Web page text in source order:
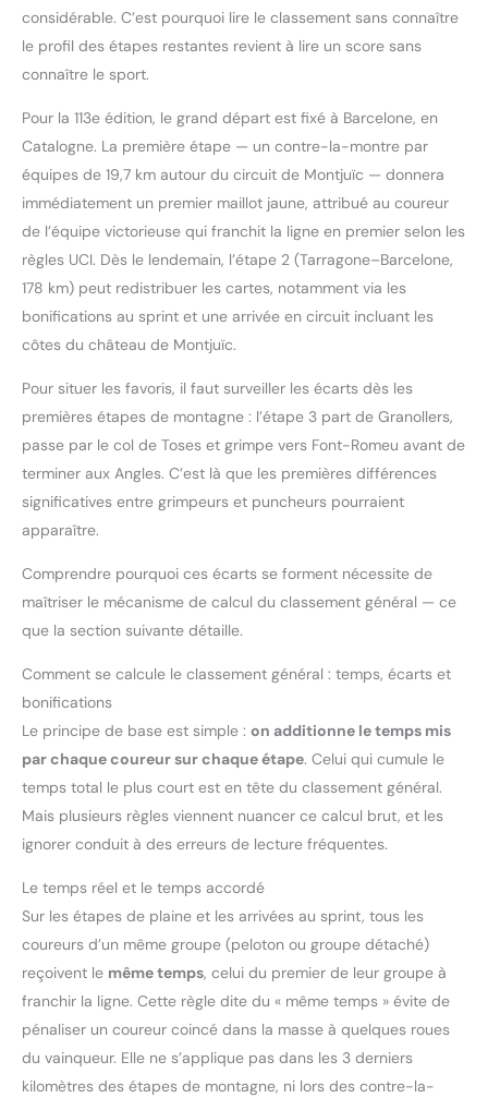
considérable. C’est pourquoi lire le classement sans connaître
le profil des étapes restantes revient à lire un score sans
connaître le sport.
Pour la 113e édition, le grand départ est fixé à Barcelone, en
Catalogne. La première étape — un contre-la-montre par
équipes de 19,7 km autour du circuit de Montjuïc — donnera
immédiatement un premier maillot jaune, attribué au coureur
de l’équipe victorieuse qui franchit la ligne en premier selon les
règles UCI. Dès le lendemain, l’étape 2 (Tarragone–Barcelone,
178 km) peut redistribuer les cartes, notamment via les
bonifications au sprint et une arrivée en circuit incluant les
côtes du château de Montjuïc.
Pour situer les favoris, il faut surveiller les écarts dès les
premières étapes de montagne : l’étape 3 part de Granollers,
passe par le col de Toses et grimpe vers Font-Romeu avant de
terminer aux Angles. C’est là que les premières différences
significatives entre grimpeurs et puncheurs pourraient
apparaître.
Comprendre pourquoi ces écarts se forment nécessite de
maîtriser le mécanisme de calcul du classement général — ce
que la section suivante détaille.
Comment se calcule le classement général : temps, écarts et
bonifications
Le principe de base est simple : on additionne le temps mis
par chaque coureur sur chaque étape. Celui qui cumule le
temps total le plus court est en tête du classement général.
Mais plusieurs règles viennent nuancer ce calcul brut, et les
ignorer conduit à des erreurs de lecture fréquentes.
Le temps réel et le temps accordé
Sur les étapes de plaine et les arrivées au sprint, tous les
coureurs d’un même groupe (peloton ou groupe détaché)
reçoivent le même temps, celui du premier de leur groupe à
franchir la ligne. Cette règle dite du « même temps » évite de
pénaliser un coureur coincé dans la masse à quelques roues
du vainqueur. Elle ne s’applique pas dans les 3 derniers
kilomètres des étapes de montagne, ni lors des contre-la-